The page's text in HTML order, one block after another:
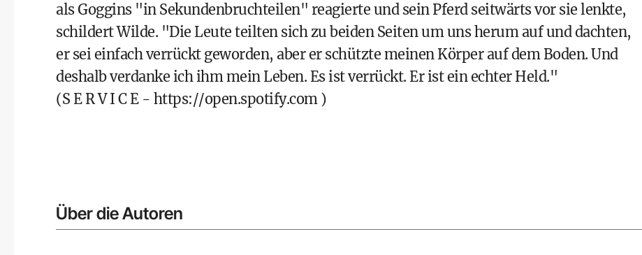
als Goggins "in Sekundenbruchteilen" reagierte und sein Pferd seitwärts vor sie lenkte,
schildert Wilde. "Die Leute teilten sich zu beiden Seiten um uns herum auf und dachten,
er sei einfach verrückt geworden, aber er schützte meinen Körper auf dem Boden. Und
deshalb verdanke ich ihm mein Leben. Es ist verrückt. Er ist ein echter Held."
(S E R V I C E - https://open.spotify.com)
Über die Autoren